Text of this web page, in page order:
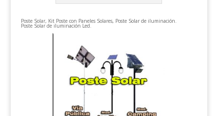
Poste Solar, Kit Poste con Paneles Solares, Poste Solar de iluminación.
Poste Solar de iluminación Led.